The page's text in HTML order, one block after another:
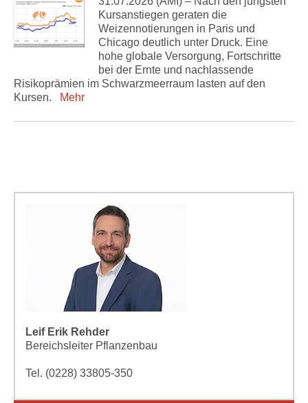
Kursanstiegen geraten die
Weizennotierungen in Paris und
Chicago deutlich unter Druck. Eine
hohe globale Versorgung, Fortschritte
bei der Ernte und nachlassende
Risikoprämien im Schwarzmeerraum lasten auf den
Kursen.
Mehr
Leif Erik Rehder
Bereichsleiter Pflanzenbau
Tel. (0228) 33805-350